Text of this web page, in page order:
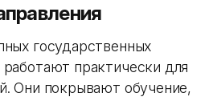
государственных
практически для
Они покрывают обучение,